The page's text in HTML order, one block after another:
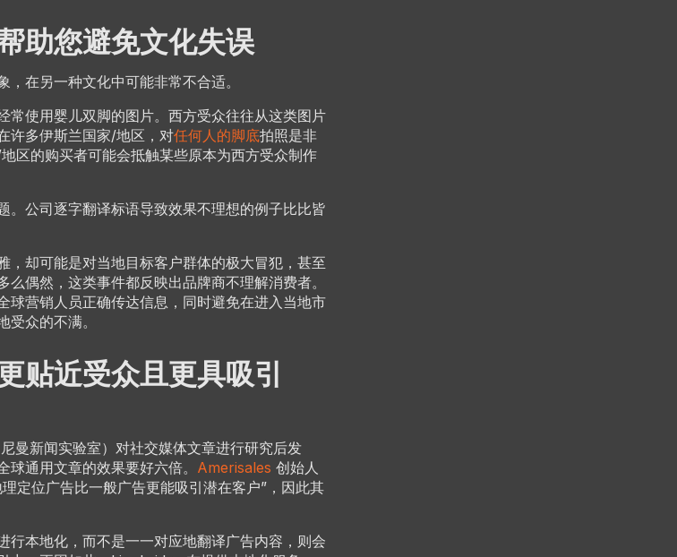
助您避免文化失误
在另一种文化中可能非常不合适。
常使用婴儿双脚的图片。西方受众往往从这类图片
许多伊斯兰国家/地区，对任何人的脚底拍照是非
区的购买者可能会抵触某些原本为西方受众制作
。公司逐字翻译标语导致效果不理想的例子比比皆
，却可能是对当地目标客户群体的极大冒犯，甚至
么偶然，这类事件都反映出品牌商不理解消费者。
球营销人员正确传达信息，同时避免在进入当地市
众的不满。
贴近受众且更具吸引
尼曼新闻实验室）对社交媒体文章进行研究后发
通用文章的效果要好六倍。 Amerisales 创始人
定位广告比一般广告更能吸引潜在客户”，因此其
行本地化，而不是一一对应地翻译广告内容，则会